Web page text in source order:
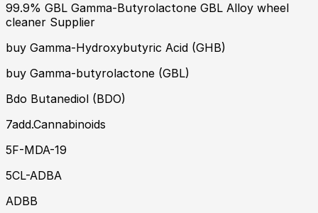
99.9% GBL Gamma-Butyrolactone GBL Alloy wheel
cleaner Supplier
buy Gamma-Hydroxybutyric Acid (GHB)
buy Gamma-butyrolactone (GBL)
Bdo Butanediol (BDO)
7add.Cannabinoids
5F-MDA-19
5CL-ADBA
ADBB